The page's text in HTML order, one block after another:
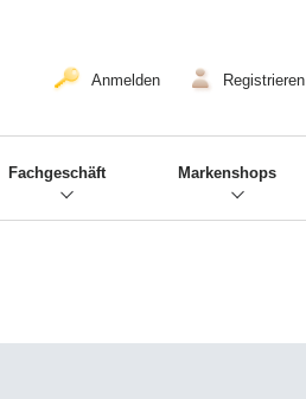
Anmelden Registrieren
Fachgeschäft Markenshops